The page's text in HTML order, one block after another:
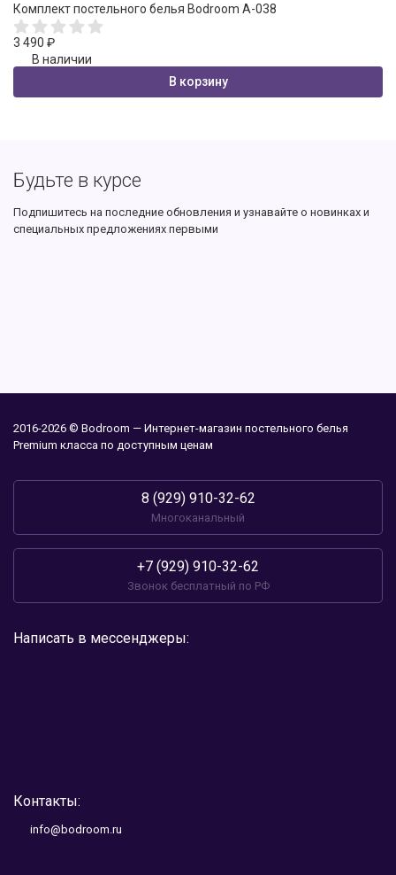
Комплект постельного белья Bodroom A-038
3 490 ₽
В наличии
В корзину
Будьте в курсе
Подпишитесь на последние обновления и узнавайте о новинках и
специальных предложениях первыми
2016-2026 © Bodroom — Интернет-магазин постельного белья
Premium класса по доступным ценам
8 (929) 910-32-62
Многоканальный
+7 (929) 910-32-62
Звонок бесплатный по РФ
Написать в мессенджеры:
Контакты:
info@bodroom.ru